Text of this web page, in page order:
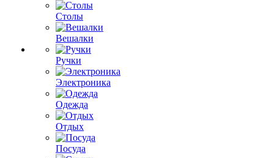
Столы
Вешалки
Ручки
Электроника
Одежда
Отдых
Посуда